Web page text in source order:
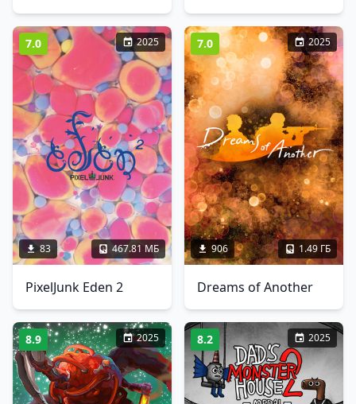
7.0 2025
83 467.81 МБ
PixelJunk Eden 2
7.0 2025
906 1.49 ГБ
Dreams of Another
8.9 2025 8.2 2025